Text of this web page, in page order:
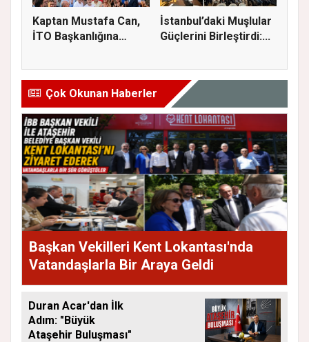
Kaptan Mustafa Can,
İTO Başkanlığına
İstanbul’daki Muşlular
Güçlerini Birleştirdi:...
Çok Okunan Haberler
Başkan Vekilleri Kent Lokantası'nda
Vatandaşlarla Bir Araya Geldi
Duran Acar'dan İlk
Adım: "Büyük
Ataşehir Buluşması"